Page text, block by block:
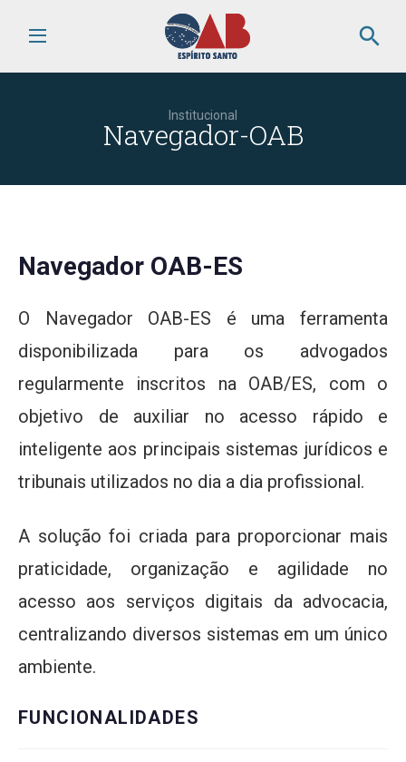
search
Institucional
Navegador-OAB
Navegador OAB-ES
O Navegador OAB-ES é uma ferramenta
disponibilizada para os advogados
regularmente inscritos na OAB/ES, com o
objetivo de auxiliar no acesso rápido e
inteligente aos principais sistemas jurídicos e
tribunais utilizados no dia a dia profissional.
A solução foi criada para proporcionar mais
praticidade, organização e agilidade no
acesso aos serviços digitais da advocacia,
centralizando diversos sistemas em um único
ambiente.
FUNCIONALIDADES